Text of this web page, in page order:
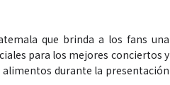
que brinda a los fans una
para los mejores conciertos y
alimentos durante la presentación